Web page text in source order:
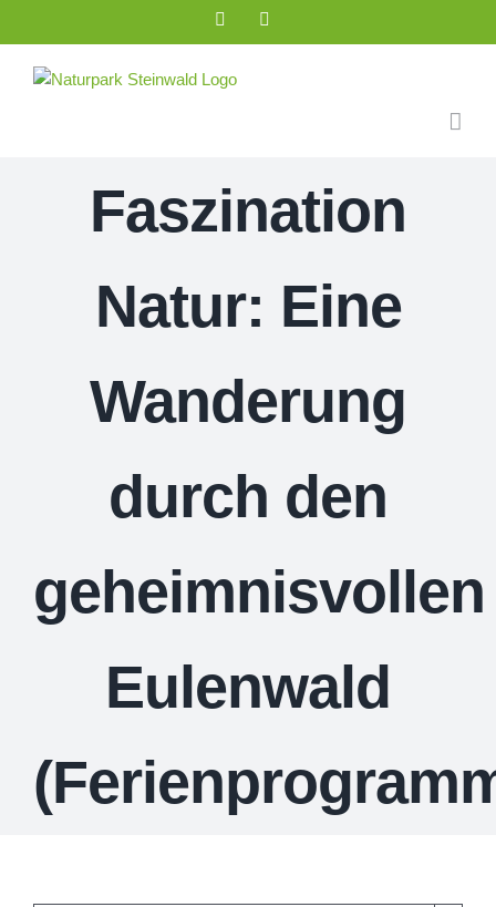
springen
Facebook
Faszination
Natur: Eine
Wanderung
durch den
geheimnisvollen
Eulenwald